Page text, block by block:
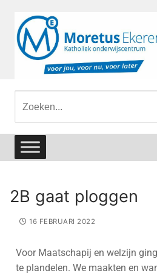
2B gaat ploggen
16 FEBRUARI 2022
Voor Maatschapij en welzijn
te plandelen. We maakten en